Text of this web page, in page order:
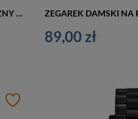
ZEGAREK DAMSKI NA PASKU KLASYCZNY RUBICON ARWENA (zr537a)
89,00 zł